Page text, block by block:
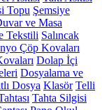
Topu Şemsiye
ve Masa
Tekstili Salıncak
Çöp Kovaları
Dolap İçi
Dosyalama ve
Dosya Klasör Telli
Tahta Silgisi